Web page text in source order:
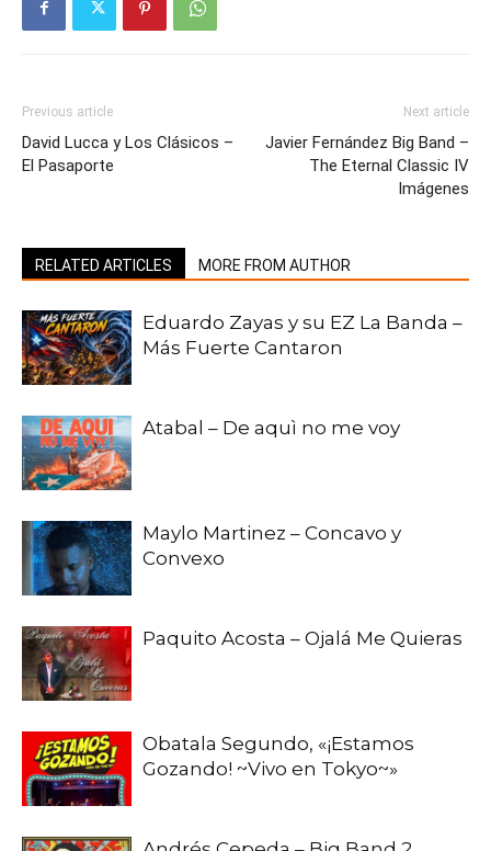
Previous article
David Lucca y Los Clásicos –
El Pasaporte
Next article
Javier Fernández Big Band –
The Eternal Classic IV
Imágenes
RELATED ARTICLES MORE FROM AUTHOR
Eduardo Zayas y su EZ La Banda –
Más Fuerte Cantaron
Atabal – De aquì no me voy
Maylo Martinez – Concavo y
Convexo
Paquito Acosta – Ojalá Me Quieras
Obatala Segundo, «¡Estamos
Gozando! ~Vivo en Tokyo~»